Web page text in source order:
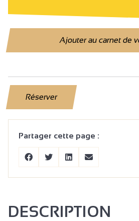
Ajouter au carnet de
Réserver
Partager cette page :
DESCRIPTION